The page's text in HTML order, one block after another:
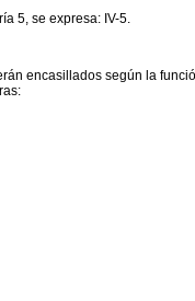
5, se expresa: IV-5.
encasillados según la